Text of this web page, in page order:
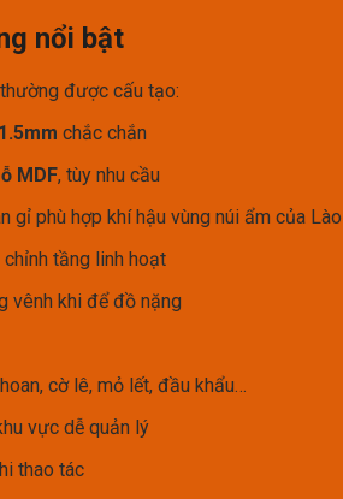
nổi bật
được cấu tạo:
chắc chắn
MDF, tùy nhu cầu
gỉ phù hợp khí hậu vùng núi ẩm của
chỉnh tầng linh hoạt
vênh khi để đồ nặng
cờ lê, mỏ lết, đầu khẩu…
vực dễ quản lý
thao tác